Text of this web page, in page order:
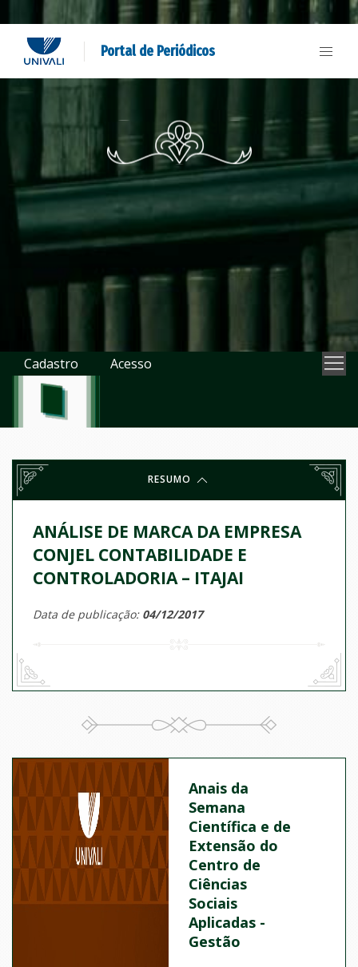
Portal de Periódicos
Cadastro Acesso
RESUMO
ANÁLISE DE MARCA DA EMPRESA
CONJEL CONTABILIDADE E
CONTROLADORIA – ITAJAI
Data de publicação: 04/12/2017
Anais da
Semana
Científica e de
Extensão do
Centro de
Ciências
Sociais
Aplicadas -
Gestão